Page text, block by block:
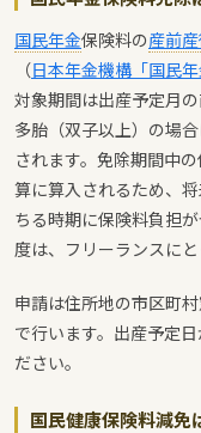
国民年金保険料の産前
（日本年金機構「国民
対象期間は出産予定月
多胎（双子以上）の場
されます。免除期間中
算に算入されるため、
ちる時期に保険料負担
度は、フリーランスに
申請は住所地の市区町
で行います。出産予定
ださい。
国民健康保険料減